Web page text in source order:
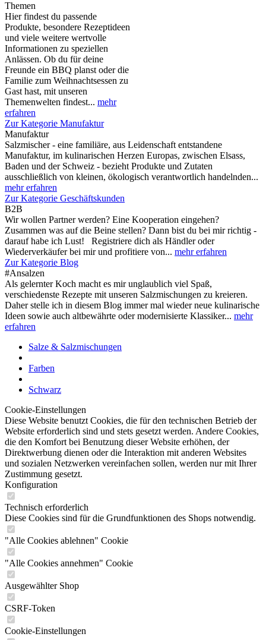
Themen
Hier findest du passende
Produkte, besondere Rezeptideen
und viele weitere wertvolle
Informationen zu speziellen
Anlässen. Ob du für deine
Freunde ein BBQ planst oder die
Familie zum Weihnachtsessen zu
Gast hast, mit unseren
Themenwelten findest... mehr
erfahren
Zur Kategorie Manufaktur
Manufaktur
Salzmischer - eine familiäre, aus Leidenschaft entstandene
Manufaktur, im kulinarischen Herzen Europas, zwischen Elsass,
Baden und der Schweiz - bezieht Produkte und Zutaten
ausschließlich von kleinen, ökologisch verantwortlich handelnden...
mehr erfahren
Zur Kategorie Geschäftskunden
B2B
Wir wollen Partner werden? Eine Kooperation eingehen?
Zusammen was auf die Beine stellen? Dann bist du bei mir richtig -
darauf habe ich Lust! Registriere dich als Händler oder
Wiederverkäufer bei mir und profitiere von... mehr erfahren
Zur Kategorie Blog
#Ansalzen
Als gelernter Koch macht es mir unglaublich viel Spaß,
verschiedenste Rezepte mit unseren Salzmischungen zu kreieren.
Daher stelle ich in diesem Blog immer mal wieder neue kulinarische
Ideen sowie auch altbewährte oder modernisierte Klassiker... mehr
erfahren
Salze & Salzmischungen
Farben
Schwarz
Cookie-Einstellungen
Diese Website benutzt Cookies, die für den technischen Betrieb der
Website erforderlich sind und stets gesetzt werden. Andere Cookies,
die den Komfort bei Benutzung dieser Website erhöhen, der
Direktwerbung dienen oder die Interaktion mit anderen Websites
und sozialen Netzwerken vereinfachen sollen, werden nur mit Ihrer
Zustimmung gesetzt.
Konfiguration
Technisch erforderlich
Diese Cookies sind für die Grundfunktionen des Shops notwendig.
"Alle Cookies ablehnen" Cookie
"Alle Cookies annehmen" Cookie
Ausgewählter Shop
CSRF-Token
Cookie-Einstellungen